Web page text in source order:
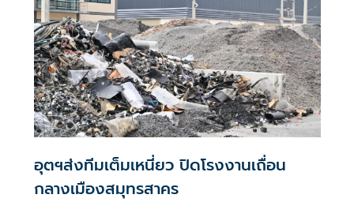
อุตฯส่งทีมเต็มเหนี่ยว ปิดโรงงานเถื่อน
กลางเมืองสมุทรสาคร